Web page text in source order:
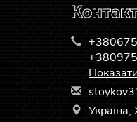
stoykov
Україна,